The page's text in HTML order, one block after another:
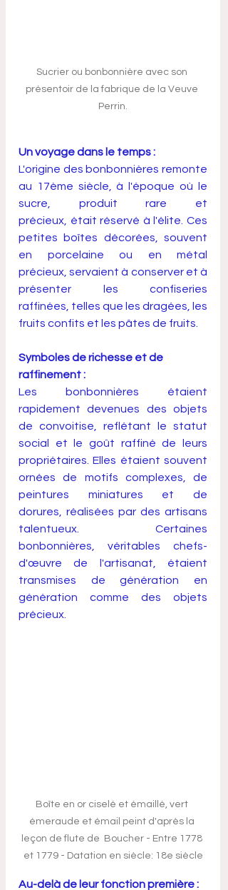
Sucrier ou bonbonnière avec son
présentoir de la fabrique de la Veuve
Perrin.
Un voyage dans le temps :
L'origine des bonbonnières remonte
au 17ème siècle, à l'époque où le
sucre, produit rare et
précieux, était réservé à l'élite. Ces
petites boîtes décorées, souvent
en porcelaine ou en métal
précieux, servaient à conserver et à
présenter les confiseries
raffinées, telles que les dragées, les
fruits confits et les pâtes de fruits.
Symboles de richesse et de
raffinement :
Les bonbonnières étaient
rapidement devenues des objets
de convoitise, reflétant le statut
social et le goût raffiné de leurs
propriétaires. Elles étaient souvent
ornées de motifs complexes, de
peintures miniatures et de
dorures, réalisées par des artisans
talentueux. Certaines
bonbonnières, véritables chefs-
d'œuvre de l'artisanat, étaient
transmises de génération en
génération comme des objets
précieux.
Boîte en or ciselé et émaillé, vert
émeraude et émail peint d'après la
leçon de flute de  Boucher - Entre 1778
et 1779 - Datation en siècle: 18e siècle
Au-delà de leur fonction première :